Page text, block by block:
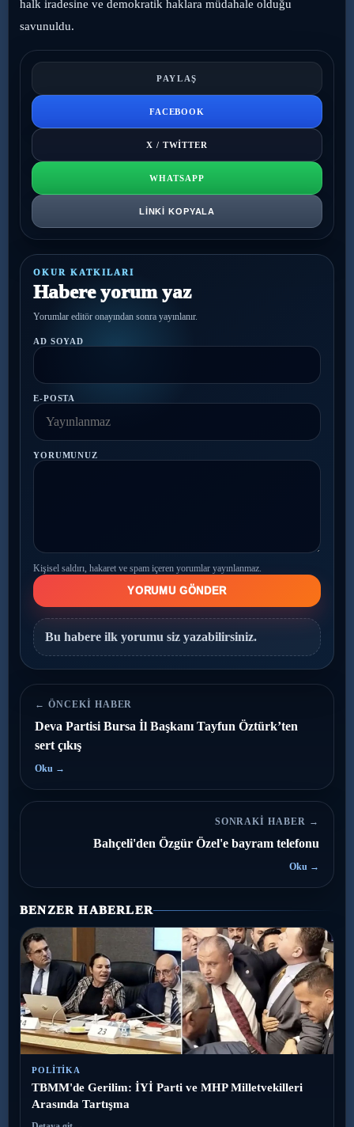
halk iradesine ve demokratik haklara müdahale olduğu
savunuldu.
PAYLAŞ
FACEBOOK
X / TWITTER
WHATSAPP
LINKI KOPYALA
OKUR KATKILARI
Habere yorum yaz
Yorumlar editör onayından sonra yayınlanır.
AD SOYAD
E-POSTA
YORUMUNUZ
Kişisel saldırı, hakaret ve spam içeren yorumlar yayınlanmaz.
YORUMU GÖNDER
Bu habere ilk yorumu siz yazabilirsiniz.
← ÖNCEKI HABER
Deva Partisi Bursa İl Başkanı Tayfun Öztürk’ten
sert çıkış
Oku →
SONRAKI HABER →
Bahçeli'den Özgür Özel'e bayram telefonu
Oku →
BENZER HABERLER
POLITIKA
TBMM'de Gerilim: İYİ Parti ve MHP Milletvekilleri
Arasında Tartışma